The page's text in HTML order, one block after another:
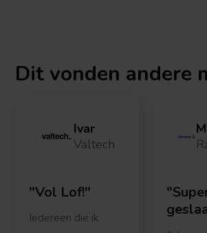
Dit vonden andere
Ivar
Valtech
Vol Lof!
Iedereen die ik